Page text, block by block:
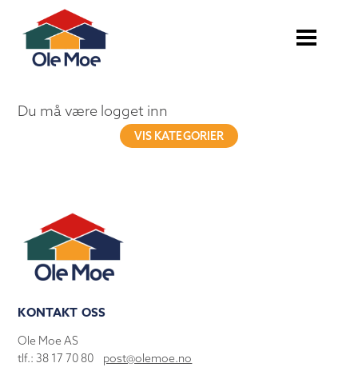
Du må være logget inn
VIS KATEGORIER
KONTAKT OSS
Ole Moe AS
tlf.: 38 17 70 80 post@olemoe.no